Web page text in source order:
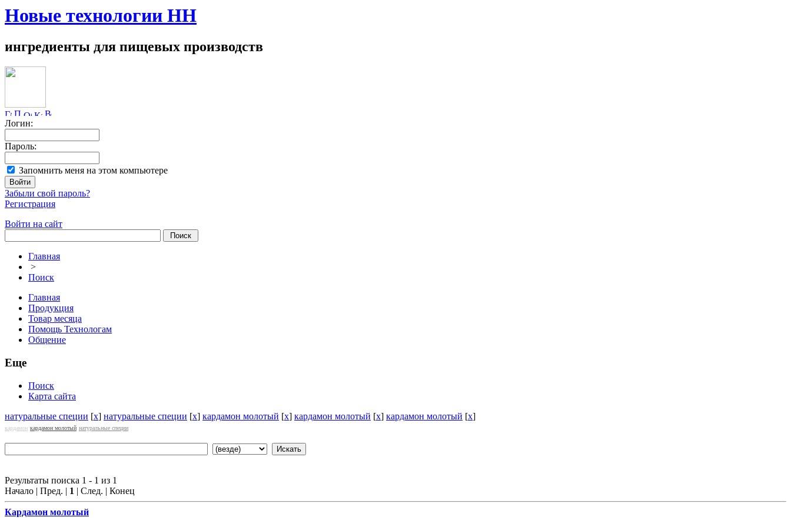
Новые технологии НН
ингредиенты для пищевых производств
Логин:
Пароль:
Запомнить меня на этом компьютере
Забыли свой пароль?
Регистрация
Войти на сайт
Главная
>
Поиск
Главная
Продукция
Товар месяца
Помощь Технологам
Общение
Еще
Поиск
Карта сайта
натуральные специи [x] натуральные специи [x] кардамон молотый [x] кардамон молотый [x] кардамон молотый [x]
кардамон кардамон молотый натуральные специи
Результаты поиска 1 - 1 из 1
Начало | Пред. | 1 | След. | Конец
Кардамон молотый